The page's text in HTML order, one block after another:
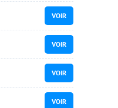
VOIR
VOIR
VOIR
VOIR